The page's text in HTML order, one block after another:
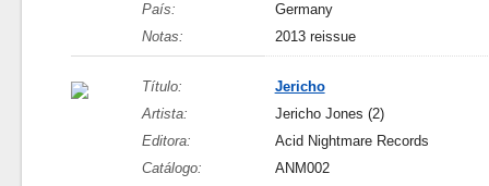
País:
Germany
Notas:
2013 reissue
Título:
Jericho
Artista:
Jericho Jones (2)
Editora:
Acid Nightmare Records
Catálogo:
ANM002